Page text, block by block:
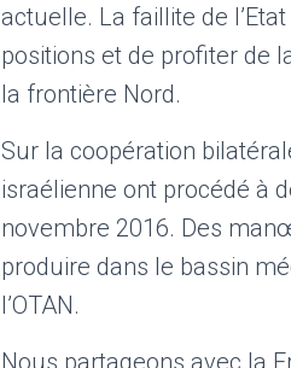
actuelle. La faillite de
positions et de profiter de
la frontière Nord.
Sur la coopération
israélienne ont procédé à
novembre 2016. Des
produire dans le bassin
l’OTAN.
Nous partageons avec la